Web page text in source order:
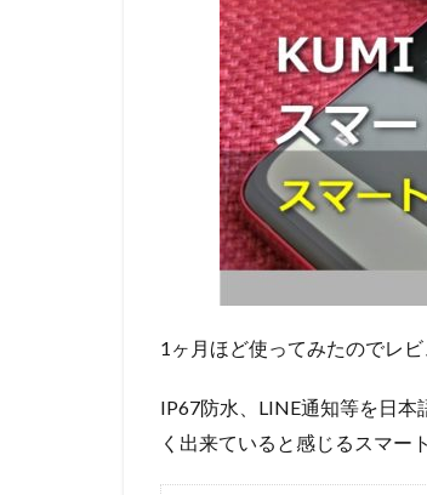
1ヶ月ほど使ってみたのでレビ
IP67防水、LINE通知等を日
く出来ていると感じるスマー